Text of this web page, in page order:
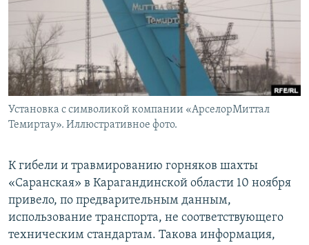
Установка с символикой компании «АрселорМиттал
Темиртау». Иллюстративное фото.
К гибели и травмированию горняков шахты
«Саранская» в Карагандинской области 10 ноября
привело, по предварительным данным,
использование транспорта, не соответствующего
техническим стандартам. Такова информация,